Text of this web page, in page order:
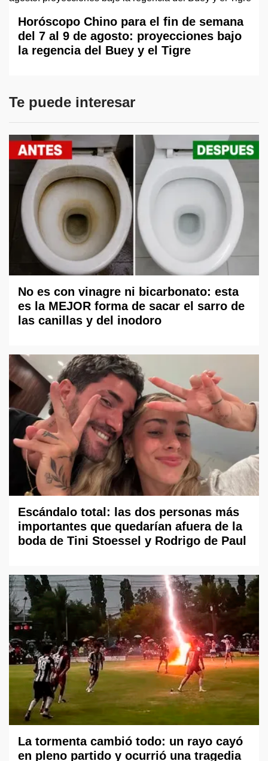
Horóscopo Chino para el fin de semana
del 7 al 9 de agosto: proyecciones bajo
la regencia del Buey y el Tigre
Te puede interesar
No es con vinagre ni bicarbonato: esta
es la MEJOR forma de sacar el sarro de
las canillas y del inodoro
Escándalo total: las dos personas más
importantes que quedarían afuera de la
boda de Tini Stoessel y Rodrigo de Paul
La tormenta cambió todo: un rayo cayó
en pleno partido y ocurrió una tragedia